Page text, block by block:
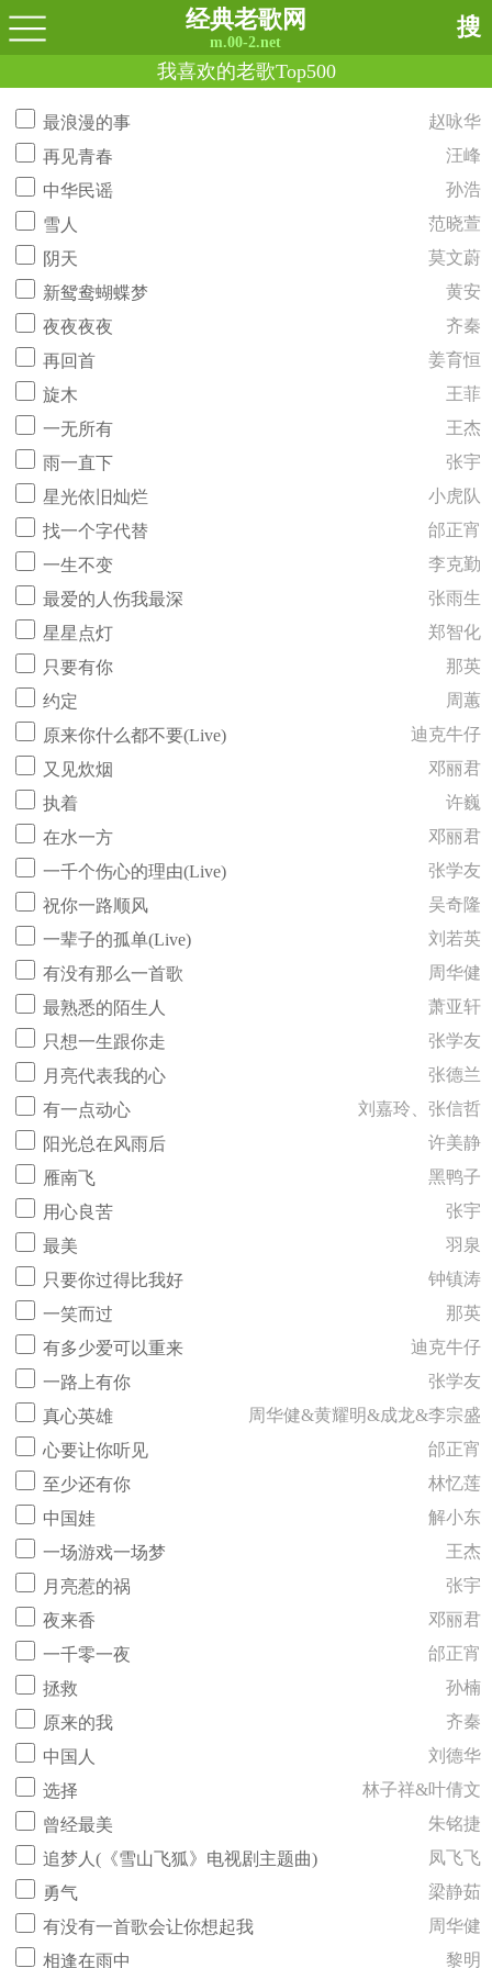
经典老歌网
m.00-2.net
搜
我喜欢的老歌Top500
最浪漫的事
赵咏华
再见青春
汪峰
中华民谣
孙浩
雪人
范晓萱
阴天
莫文蔚
新鸳鸯蝴蝶梦
黄安
夜夜夜夜
齐秦
再回首
姜育恒
旋木
王菲
一无所有
王杰
雨一直下
张宇
星光依旧灿烂
小虎队
找一个字代替
邰正宵
一生不变
李克勤
最爱的人伤我最深
张雨生
星星点灯
郑智化
只要有你
那英
约定
周蕙
原来你什么都不要(Live)
迪克牛仔
又见炊烟
邓丽君
执着
许巍
在水一方
邓丽君
一千个伤心的理由(Live)
张学友
祝你一路顺风
吴奇隆
一辈子的孤单(Live)
刘若英
有没有那么一首歌
周华健
最熟悉的陌生人
萧亚轩
只想一生跟你走
张学友
月亮代表我的心
张德兰
有一点动心
刘嘉玲、张信哲
阳光总在风雨后
许美静
雁南飞
黑鸭子
用心良苦
张宇
最美
羽泉
只要你过得比我好
钟镇涛
一笑而过
那英
有多少爱可以重来
迪克牛仔
一路上有你
张学友
真心英雄
周华健&黄耀明&成龙&李宗盛
心要让你听见
邰正宵
至少还有你
林忆莲
中国娃
解小东
一场游戏一场梦
王杰
月亮惹的祸
张宇
夜来香
邓丽君
一千零一夜
邰正宵
拯救
孙楠
原来的我
齐秦
中国人
刘德华
选择
林子祥&叶倩文
曾经最美
朱铭捷
追梦人(《雪山飞狐》电视剧主题曲)
凤飞飞
勇气
梁静茹
有没有一首歌会让你想起我
周华健
相逢在雨中
黎明